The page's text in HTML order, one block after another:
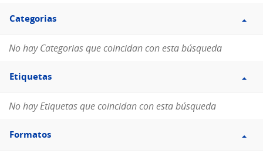
Filtro
Categorias
Categorias
No hay Categorias que coincidan con esta búsqueda
Filtro
Etiquetas
Etiquetas
No hay Etiquetas que coincidan con esta búsqueda
Filtro
Formatos
Formatos